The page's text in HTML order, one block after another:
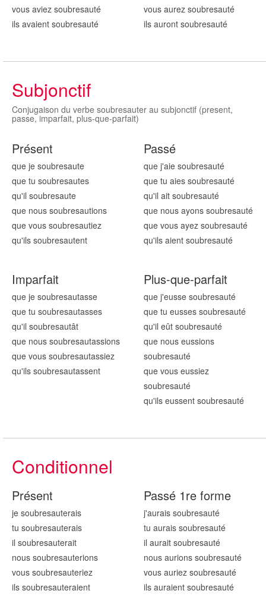
vous aviez soubresauté
ils avaient soubresauté
vous aurez soubresauté
ils auront soubresauté
Subjonctif
Conjugaison du verbe soubresauter au subjonctif (present,
passe, imparfait, plus-que-parfait)
Présent
que je soubresaute
que tu soubresautes
qu'il soubresaute
que nous soubresautions
que vous soubresautiez
qu'ils soubresautent
Passé
que j'aie soubresauté
que tu aies soubresauté
qu'il ait soubresauté
que nous ayons soubresauté
que vous ayez soubresauté
qu'ils aient soubresauté
Imparfait
que je soubresautasse
que tu soubresautasses
qu'il soubresautât
que nous soubresautassions
que vous soubresautassiez
qu'ils soubresautassent
Plus-que-parfait
que j'eusse soubresauté
que tu eusses soubresauté
qu'il eût soubresauté
que nous eussions
soubresauté
que vous eussiez
soubresauté
qu'ils eussent soubresauté
Conditionnel
Présent
je soubresauterais
tu soubresauterais
il soubresauterait
nous soubresauterions
vous soubresauteriez
ils soubresauteraient
Passé 1re forme
j'aurais soubresauté
tu aurais soubresauté
il aurait soubresauté
nous aurions soubresauté
vous auriez soubresauté
ils auraient soubresauté